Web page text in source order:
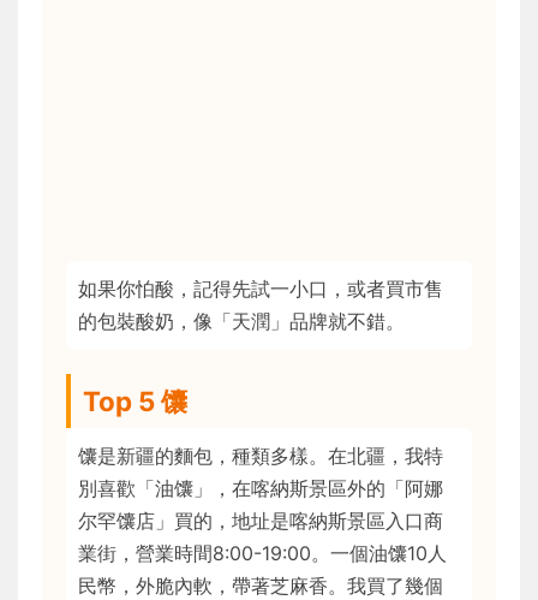
如果你怕酸，記得先試一小口，或者買市售
的包裝酸奶，像「天潤」品牌就不錯。
Top 5 馕
馕是新疆的麵包，種類多樣。在北疆，我特
別喜歡「油馕」，在喀納斯景區外的「阿娜
尔罕馕店」買的，地址是喀納斯景區入口商
業街，營業時間8:00-19:00。一個油馕10人
民幣，外脆內軟，帶著芝麻香。我買了幾個